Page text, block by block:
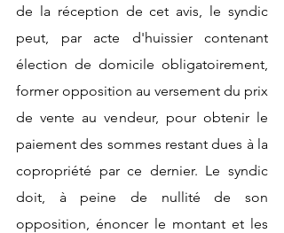
de la réception de cet avis, le syndic
peut, par acte d'huissier contenant
élection de domicile obligatoirement,
former opposition au versement du prix
de vente au vendeur, pour obtenir le
paiement des sommes restant dues à la
copropriété par ce dernier. Le syndic
doit, à peine de nullité de son
opposition, énoncer le montant et les